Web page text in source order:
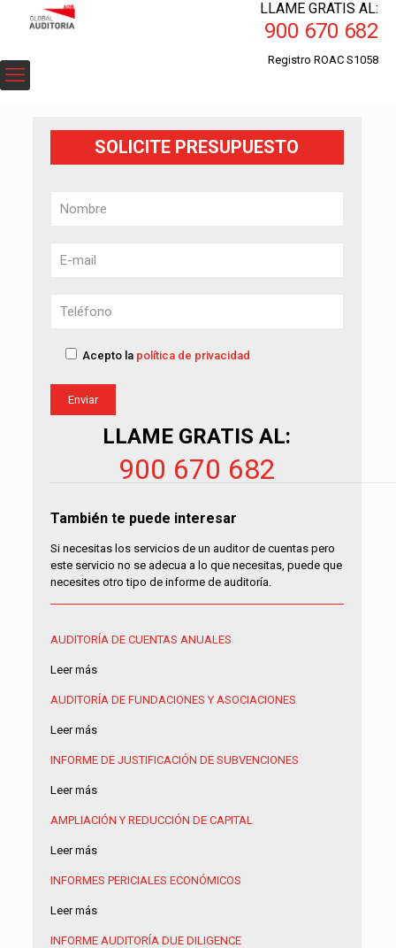
LLAME GRATIS AL:
900 670 682
Registro ROAC S1058
SOLICITE PRESUPUESTO
Acepto la política de privacidad
LLAME GRATIS AL:
900 670 682
También te puede interesar
Si necesitas los servicios de un auditor de cuentas pero
este servicio no se adecua a lo que necesitas, puede que
necesites otro tipo de informe de auditoría.
AUDITORÍA DE CUENTAS ANUALES
Leer más
AUDITORÍA DE FUNDACIONES Y ASOCIACIONES
Leer más
INFORME DE JUSTIFICACIÓN DE SUBVENCIONES
Leer más
AMPLIACIÓN Y REDUCCIÓN DE CAPITAL
Leer más
INFORMES PERICIALES ECONÓMICOS
Leer más
INFORME AUDITORÍA DUE DILIGENCE